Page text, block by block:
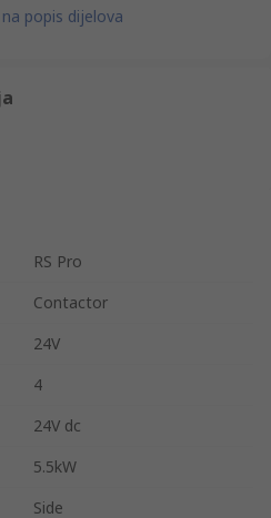
popis dijelova
RS Pro
Contactor
24V
4
24V dc
5.5kW
Side